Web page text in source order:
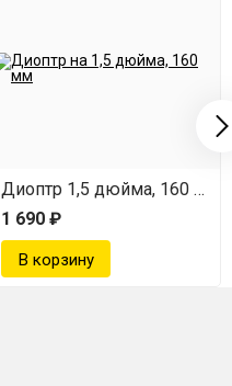
Диоптр 1,5 дюйма, 160 мм
1 690 ₽